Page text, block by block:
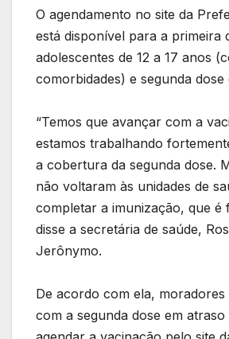
O agendamento no site da
está disponível para a primeira
adolescentes de 12 a 17 anos
comorbidades) e segunda dose
“Temos que avançar com a
estamos trabalhando
a cobertura da segunda dose.
não voltaram às unidades de
completar a imunização, que é
disse a secretária de saúde,
Jerônymo.
De acordo com ela, moradores
com a segunda dose em